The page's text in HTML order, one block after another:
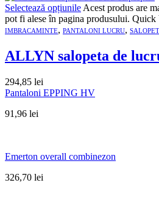
Selectează opțiunile Acest produs are
pot fi alese în pagina produsului. Quick
IMBRACAMINTE, PANTALONI LUCRU,
ALLYN salopeta de
294,85 lei
Pantaloni EPPING HV
91,96 lei
Emerton overall combinezon
326,70 lei